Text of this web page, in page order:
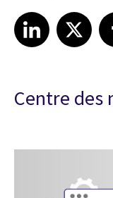
Share article on LinkedIn
LinkedIn
Share article on X
Centre des